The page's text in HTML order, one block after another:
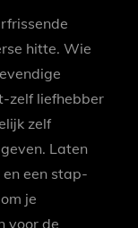
hitte. Wie
zelf liefhebber
zelf
Laten
een stap-
je
voor de